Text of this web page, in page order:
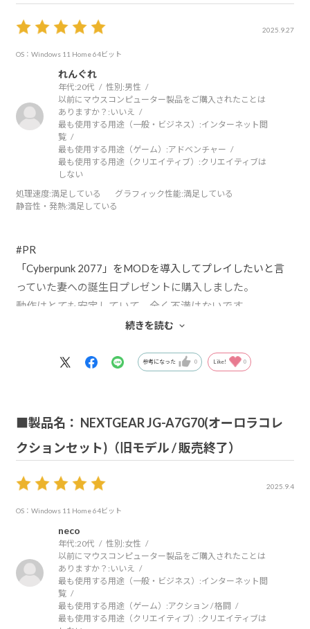
2025.9.27
OS：Windows 11 Home 64ビット
れんぐれ
年代:20代 性別:男性
以前にマウスコンピューター製品をご購入されたことは
ありますか？: いいえ
最も使用する用途（一般・ビジネス）:インターネット閲
覧
最も使用する用途（ゲーム）:アドベンチャー
最も使用する用途（クリエイティブ）:クリエイティブは
しない
処理速度:満足している グラフィック性能:満足している
静音性・発熱:満足している
#PR
「Cyberpunk 2077」をMODを導入してプレイしたいと言
っていた妻への誕生日プレゼントに購入しました。
動作はとても安定していて、全く不満はないです。
初めてのゲーミングPCということもあり、周辺機器が全て
私自身もApex Legends を長時間プレイすることがあります
文句なしの星5です。
続きを読む
参考になった 0 Like! 0
■製品名： NEXTGEAR JG-A7G70(オーロラコレ
クションセット)（旧モデル / 販売終了）
2025.9.4
OS：Windows 11 Home 64ビット
neco
年代:20代 性別:女性
以前にマウスコンピューター製品をご購入されたことは
ありますか？: いいえ
最も使用する用途（一般・ビジネス）:インターネット閲
覧
最も使用する用途（ゲーム）:アクション / 格闘
最も使用する用途（クリエイティブ）:クリエイティブは